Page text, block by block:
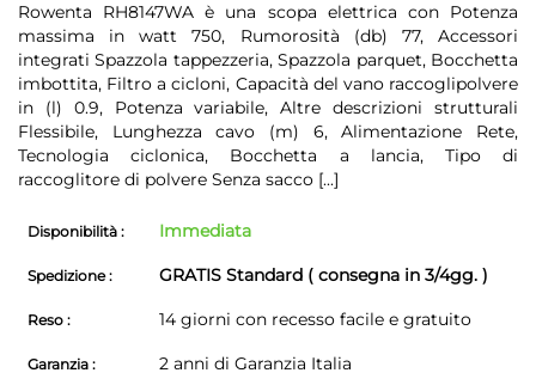
Rowenta RH8147WA è una scopa elettrica con Potenza
massima in watt 750, Rumorosità (db) 77, Accessori
integrati Spazzola tappezzeria, Spazzola parquet, Bocchetta
imbottita, Filtro a cicloni, Capacità del vano raccoglipolvere
in (l) 0.9, Potenza variabile, Altre descrizioni strutturali
Flessibile, Lunghezza cavo (m) 6, Alimentazione Rete,
Tecnologia ciclonica, Bocchetta a lancia, Tipo di
raccoglitore di polvere Senza sacco [...]
Disponibilità : Immediata
Spedizione : GRATIS Standard ( consegna in 3/4gg. )
Reso : 14 giorni con recesso facile e gratuito
Garanzia : 2 anni di Garanzia Italia